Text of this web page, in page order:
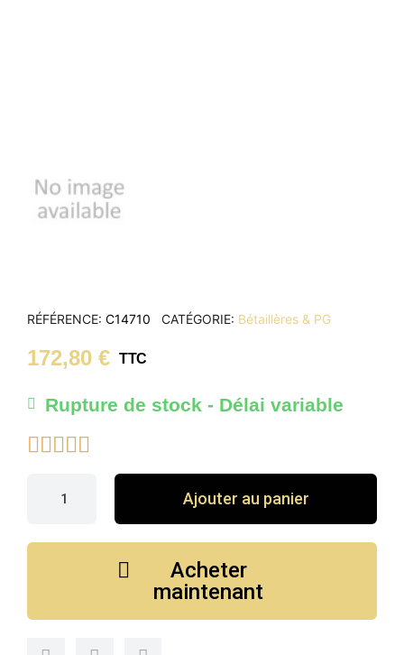
RÉFÉRENCE C14710 CATÉGORIE Bétaillères & PG
172,80 € TTC
Rupture de stock - Délai variable

Ajouter au panier
Acheter
maintenant